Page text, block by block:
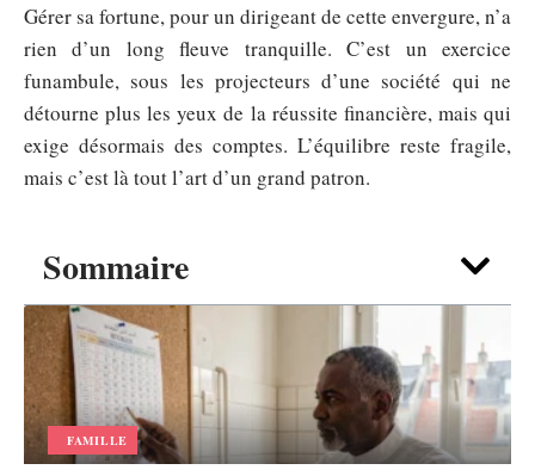
Sommaire
FAMILLE
Gérer sa fortune, pour un dirigeant de cette envergure, n’a
rien d’un long fleuve tranquille. C’est un exercice
funambule, sous les projecteurs d’une société qui ne
détourne plus les yeux de la réussite financière, mais qui
exige désormais des comptes. L’équilibre reste fragile,
mais c’est là tout l’art d’un grand patron.